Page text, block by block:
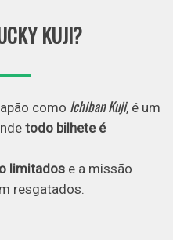
KUJI?
como Ichiban Kuji, é um
todo bilhete é
limitados e a missão
resgatados.